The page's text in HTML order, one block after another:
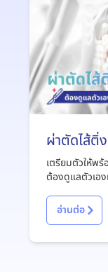
ผ่าตัดไส้ติ่
?
เตรียมตัวให้พ
ต้องดูแลตัวเอ
อ่านต่อ